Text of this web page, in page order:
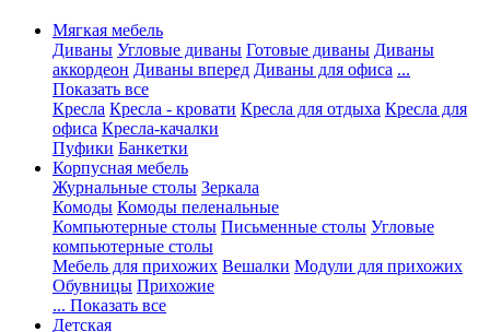
Мягкая мебель
Диваны Угловые диваны Готовые диваны Диваны
аккордеон Диваны вперед Диваны для офиса ...
Показать все
Кресла Кресла - кровати Кресла для отдыха Кресла для
офиса Кресла-качалки
Пуфики Банкетки
Корпусная мебель
Журнальные столы Зеркала
Комоды Комоды пеленальные
Компьютерные столы Письменные столы Угловые
компьютерные столы
Мебель для прихожих Вешалки Модули для прихожих
Обувницы Прихожие
... Показать все
Детская